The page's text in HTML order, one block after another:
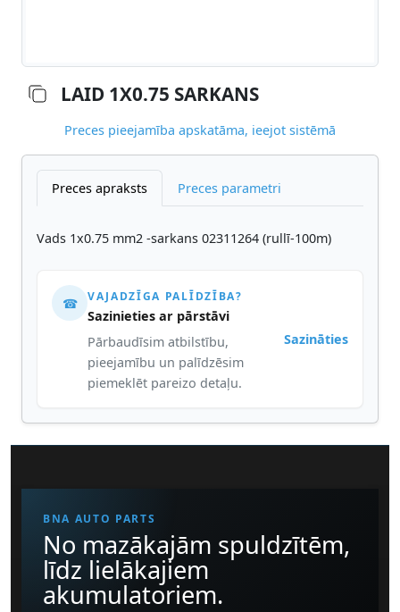
LAID 1X0.75 SARKANS
Preces pieejamība apskatāma, ieejot sistēmā
Preces apraksts Preces parametri
Vads 1x0.75 mm2 -sarkans 02311264 (rullī-100m)
☎ VAJADZĪGA PALĪDZĪBA?
Sazinieties ar pārstāvi
Pārbaudīsim atbilstību,
pieejamību un palīdzēsim
piemeklēt pareizo detaļu.
Sazināties
BNA AUTO PARTS
No mazākajām spuldzītēm,
līdz lielākajiem
akumulatoriem.